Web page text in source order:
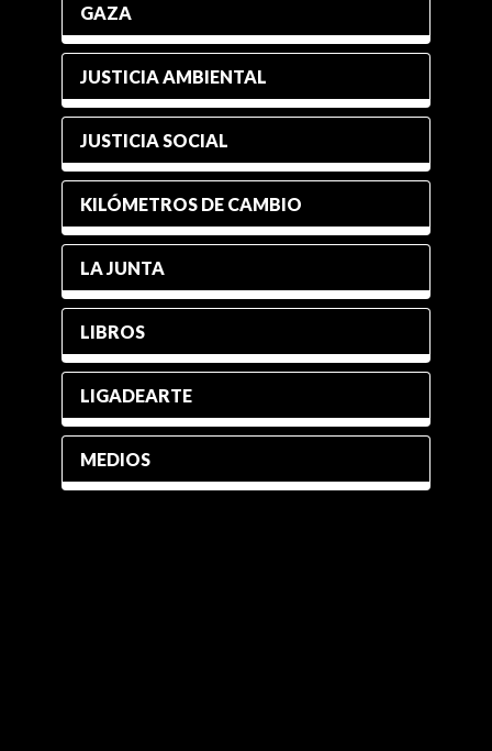
GAZA
JUSTICIA AMBIENTAL
JUSTICIA SOCIAL
KILÓMETROS DE CAMBIO
LA JUNTA
LIBROS
LIGADEARTE
MEDIOS